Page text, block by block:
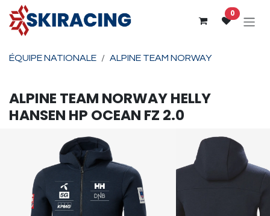
Se rendre au contenu
0
ÉQUIPE NATIONALE ALPINE TEAM NORWAY
ALPINE TEAM NORWAYHELLY
HANSEN HP OCEAN FZ 2.0